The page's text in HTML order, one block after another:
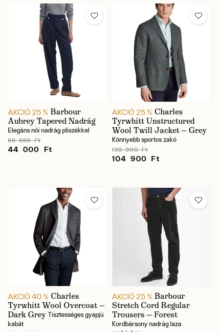
AKCIÓ 25 % Barbour
Aubrey Tapered Nadrág
Elegáns női nadrág pliszékkel
58 665 Ft
44 000 Ft
AKCIÓ 25 % Charles
Tyrwhitt Unstructured
Wool Twill Jacket — Grey
Könnyebb sportos zakó
139 900 Ft
104 900 Ft
AKCIÓ 40 % Charles
Tyrwhitt Wool Overcoat —
Dark Grey Tisztességes gyapjú
kabát
AKCIÓ 25 % Barbour
Stretch Cord Regular
Trousers — Forest
Kordbársony nadrág laza